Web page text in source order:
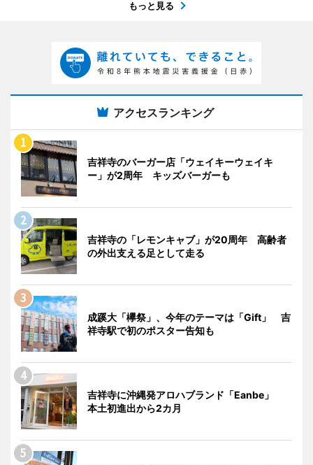
もっと見る
アクセスランキング
吉祥寺のバーガー店「ウェイキーウェイキ
ー」が2周年 キッズバーガーも
吉祥寺の「レモンキャブ」が20周年 高齢者
の外出支える足として走る
成蹊大「欅祭」、今年のテーマは「Gift」 吉
祥寺駅で初のポスター告知も
吉祥寺に沖縄発アロハブランド「Eanbe」
本土初進出から2カ月